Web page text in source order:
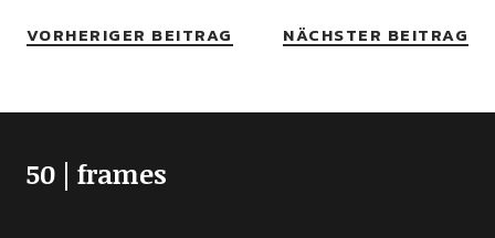
VORHERIGER BEITRAG NÄCHSTER BEITRAG
50 | frames